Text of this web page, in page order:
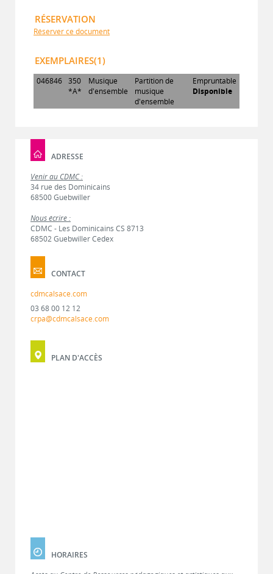
RÉSERVATION
Réserver ce document
EXEMPLAIRES(1)
046846 350
*A*
Musique
d'ensemble
Partition de
musique
d'ensemble
Empruntable
Disponible
ADRESSE
Venir au CDMC :
34 rue des Dominicains
68500 Guebwiller
Nous écrire :
CDMC - Les Dominicains CS 8713
68502 Guebwiller Cedex
CONTACT
cdmcalsace.com
03 68 00 12 12
crpa@cdmcalsace.com
PLAN D'ACCÈS
HORAIRES